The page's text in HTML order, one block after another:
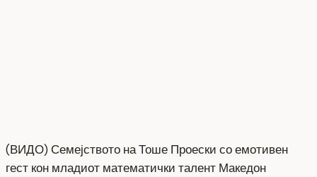
(ВИДО) Семејството на Тоше Проески со емотивен
гест кон младиот математички талент Македон